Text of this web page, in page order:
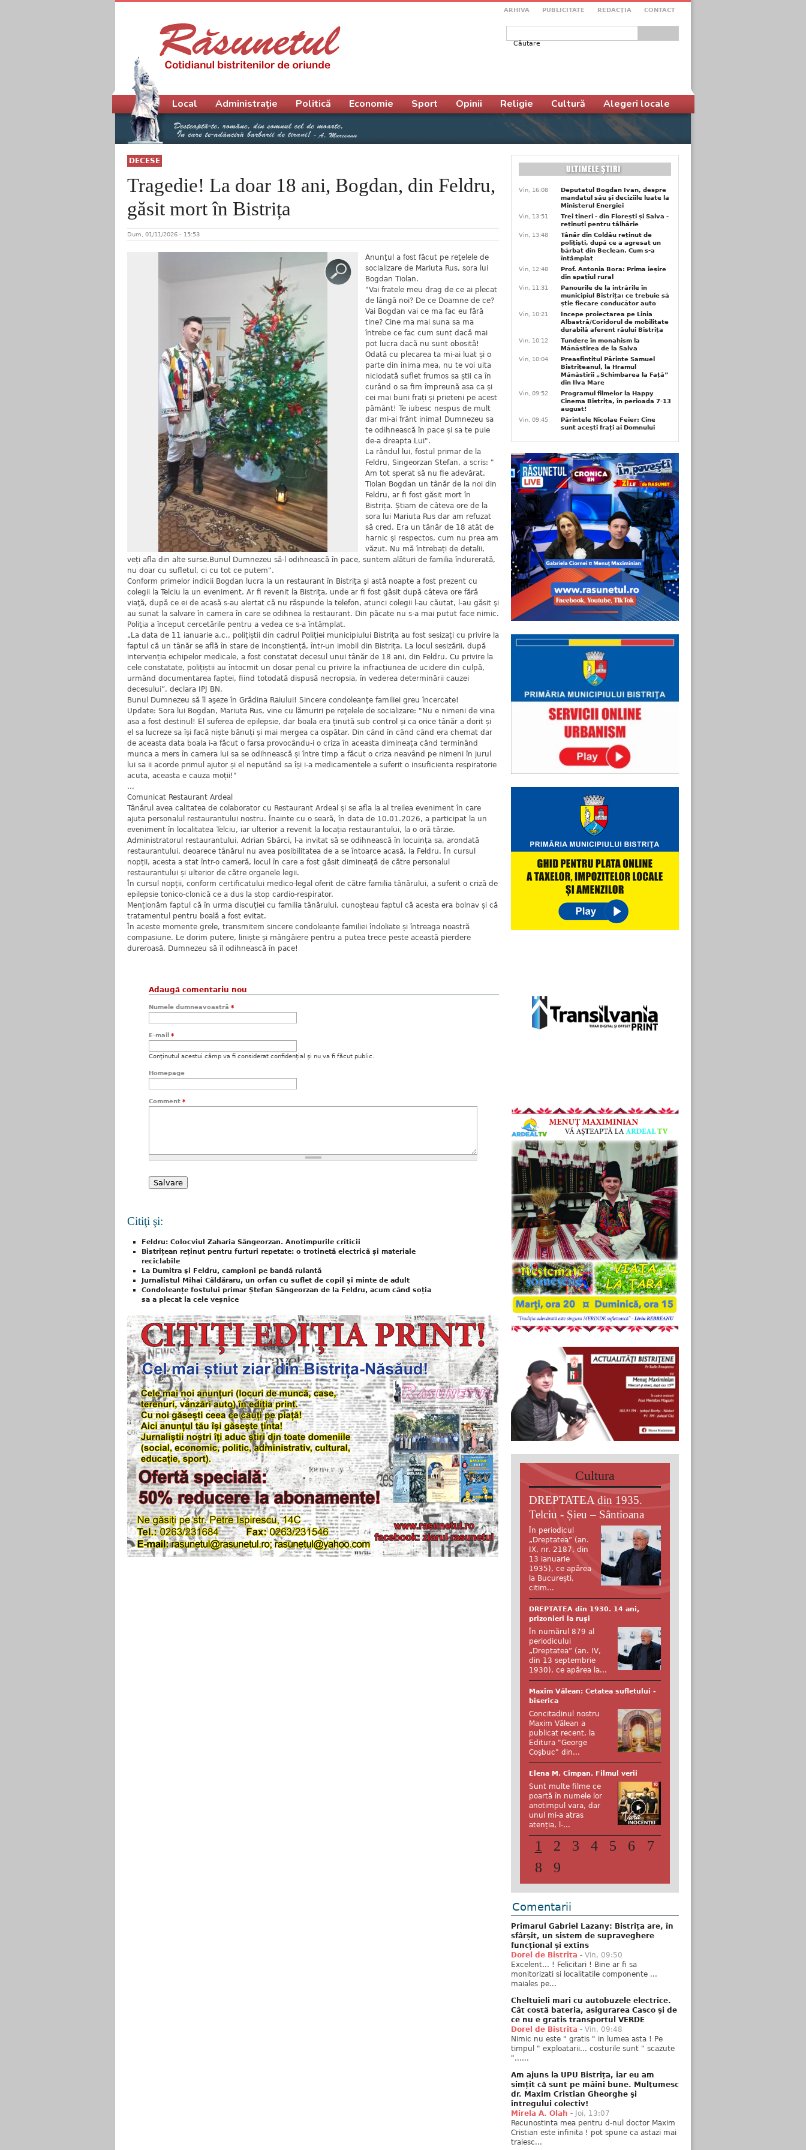
ARHIVA PUBLICITATE REDACŢIA CONTACT
Formular de căutare
DECESE
Tragedie! La doar 18 ani, Bogdan, din Feldru,
găsit mort în Bistrița
Dum, 01/11/2026 - 15:53
Anunţul a fost făcut pe reţelele de
socializare de Mariuta Rus, sora lui
Bogdan Tiolan.
"Vai fratele meu drag de ce ai plecat
de lângă noi? De ce Doamne de ce?
Vai Bogdan vai ce ma fac eu fără
tine? Cine ma mai suna sa ma
întrebe ce fac cum sunt dacă mai
pot lucra dacă nu sunt obosită!
Odată cu plecarea ta mi-ai luat și o
parte din inima mea, nu te voi uita
niciodată suflet frumos sa știi ca în
curând o sa fim împreună asa ca și
cei mai buni frați și prieteni pe acest
pământ! Te iubesc nespus de mult
dar mi-ai frânt inima! Dumnezeu sa
te odihnească în pace și sa te puie
de-a dreapta Lui".
La rândul lui, fostul primar de la
Feldru, Singeorzan Stefan, a scris: "
Am tot sperat să nu fie adevărat.
Tiolan Bogdan un tânăr de la noi din
Feldru, ar fi fost găsit mort în
Bistrița. Știam de câteva ore de la
sora lui Mariuta Rus dar am refuzat
să cred. Era un tânăr de 18 atât de
harnic și respectos, cum nu prea am
văzut. Nu mă întrebați de detalii,
veți afla din alte surse.Bunul Dumnezeu să-l odihnească în pace, suntem alături de familia îndurerată,
nu doar cu sufletul, ci cu tot ce putem".
Conform primelor indicii Bogdan lucra la un restaurant în Bistriţa şi astă noapte a fost prezent cu
colegii la Telciu la un eveniment. Ar fi revenit la Bistriţa, unde ar fi fost găsit după câteva ore fără
viaţă, după ce ei de acasă s-au alertat că nu răspunde la telefon, atunci colegii l-au căutat, l-au găsit şi
au sunat la salvare în camera în care se odihnea la restaurant. Din păcate nu s-a mai putut face nimic.
Poliţia a început cercetările pentru a vedea ce s-a întâmplat.
„La data de 11 ianuarie a.c., polițiștii din cadrul Poliției municipiului Bistrița au fost sesizați cu privire la
faptul că un tânăr se află în stare de inconștiență, într-un imobil din Bistrița. La locul sesizării, după
intervenția echipelor medicale, a fost constatat decesul unui tânăr de 18 ani, din Feldru. Cu privire la
cele constatate, polițiștii au întocmit un dosar penal cu privire la infracțiunea de ucidere din culpă,
urmând documentarea faptei, fiind totodată dispusă necropsia, în vederea determinării cauzei
decesului”, declara IPJ BN.
Bunul Dumnezeu să îl aşeze în Grădina Raiului! Sincere condoleanţe familiei greu încercate!
Update: Sora lui Bogdan, Mariuta Rus, vine cu lămuriri pe reţelele de socializare: "Nu e nimeni de vina
asa a fost destinul! El suferea de epilepsie, dar boala era ținută sub control și ca orice tânăr a dorit și
el sa lucreze sa își facă niște bănuți și mai mergea ca ospătar. Din când în când când era chemat dar
de aceasta data boala i-a făcut o farsa provocându-i o criza în aceasta dimineața când terminând
munca a mers în camera lui sa se odihnească și între timp a făcut o criza neavând pe nimeni în jurul
lui sa ii acorde primul ajutor și el neputând sa își i-a medicamentele a suferit o insuficienta respiratorie
acuta, aceasta e cauza moții!"
...
Comunicat Restaurant Ardeal
Tânărul avea calitatea de colaborator cu Restaurant Ardeal și se afla la al treilea eveniment în care
ajuta personalul restaurantului nostru. Înainte cu o seară, în data de 10.01.2026, a participat la un
eveniment în localitatea Telciu, iar ulterior a revenit la locația restaurantului, la o oră târzie.
Administratorul restaurantului, Adrian Sbârci, l-a invitat să se odihnească în locuința sa, arondată
restaurantului, deoarece tânărul nu avea posibilitatea de a se întoarce acasă, la Feldru. În cursul
nopții, acesta a stat într-o cameră, locul în care a fost găsit dimineață de către personalul
restaurantului și ulterior de către organele legii.
În cursul nopții, conform certificatului medico-legal oferit de către familia tânărului, a suferit o criză de
epilepsie tonico-clonică ce a dus la stop cardio-respirator.
Menționăm faptul că în urma discuției cu familia tânărului, cunoșteau faptul că acesta era bolnav și că
tratamentul pentru boală a fost evitat.
În aceste momente grele, transmitem sincere condoleanțe familiei îndoliate și întreaga noastră
compasiune. Le dorim putere, liniște și mângâiere pentru a putea trece peste această pierdere
dureroasă. Dumnezeu să îl odihnească în pace!
Adaugă comentariu nou
Numele dumneavoastră *
E-mail *
Conţinutul acestui câmp va fi considerat confidenţial şi nu va fi făcut public.
Homepage
Comment *
Citiţi şi:
Feldru: Colocviul Zaharia Sângeorzan. Anotimpurile criticii
Bistrițean reținut pentru furturi repetate: o trotinetă electrică și materiale
reciclabile
La Dumitra şi Feldru, campioni pe bandă rulantă
Jurnalistul Mihai Căldăraru, un orfan cu suflet de copil și minte de adult
Condoleanțe fostului primar Ștefan Sângeorzan de la Feldru, acum când soția
sa a plecat la cele veșnice
Meniu principal
Local Administrație Politică Economie Sport Opinii Religie Cultură Alegeri locale
Vin, 16:08
Deputatul Bogdan Ivan, despre
mandatul său și deciziile luate la
Ministerul Energiei
Vin, 13:51
Trei tineri - din Florești și Salva -
reținuți pentru tâlhărie
Vin, 13:48
Tânăr din Coldău reținut de
polițiști, după ce a agresat un
bărbat din Beclean. Cum s-a
întâmplat
Vin, 12:48
Prof. Antonia Bora: Prima ieșire
din spațiul rural
Vin, 11:31
Panourile de la intrările în
municipiul Bistrița: ce trebuie să
știe fiecare conducător auto
Vin, 10:21
Începe proiectarea pe Linia
Albastră/Coridorul de mobilitate
durabilă aferent râului Bistrița
Vin, 10:12
Tundere în monahism la
Mănăstirea de la Salva
Vin, 10:04
Preasfințitul Părinte Samuel
Bistrițeanul, la Hramul
Mănăstirii „Schimbarea la Față”
din Ilva Mare
Vin, 09:52
Programul filmelor la Happy
Cinema Bistrița, în perioada 7-13
august!
Vin, 09:45
Părintele Nicolae Feier: Cine
sunt acești frați ai Domnului
Cultura
DREPTATEA din 1935.
Telciu - Șieu – Sântioana
În periodicul
„Dreptatea” (an.
IX, nr. 2187, din
13 ianuarie
1935), ce apărea
la București,
citim...
DREPTATEA din 1930. 14 ani,
prizonieri la ruși
În numărul 879 al
periodicului
„Dreptatea” (an. IV,
din 13 septembrie
1930), ce apărea la...
Maxim Vălean: Cetatea sufletului -
biserica
Concitadinul nostru
Maxim Vălean a
publicat recent, la
Editura "George
Coşbuc" din...
Elena M. Cîmpan. Filmul verii
Sunt multe filme ce
poartă în numele lor
anotimpul vara, dar
unul mi-a atras
atenția, l-...
1 2 3 4 5 6
7
8
9
Comentarii
Primarul Gabriel Lazany: Bistrița are, în
sfârșit, un sistem de supraveghere
funcțional și extins
Dorel de Bistrita - Vin, 09:50
Excelent... ! Felicitari ! Bine ar fi sa
monitorizati si localitatile componente ...
maiales pe...
Cheltuieli mari cu autobuzele electrice.
Cât costă bateria, asigurarea Casco și de
ce nu e gratis transportul VERDE
Dorel de Bistrita - Vin, 09:48
Nimic nu este " gratis " in lumea asta ! Pe
timpul " exploatarii... costurile sunt " scazute
"......
Am ajuns la UPU Bistrița, iar eu am
simțit că sunt pe mâini bune. Mulţumesc
dr. Maxim Cristian Gheorghe şi
întregului colectiv!
Mirela A. Olah - Joi, 13:07
Recunostinta mea pentru d-nul doctor Maxim
Cristian este infinita ! pot spune ca astazi mai
traiesc...